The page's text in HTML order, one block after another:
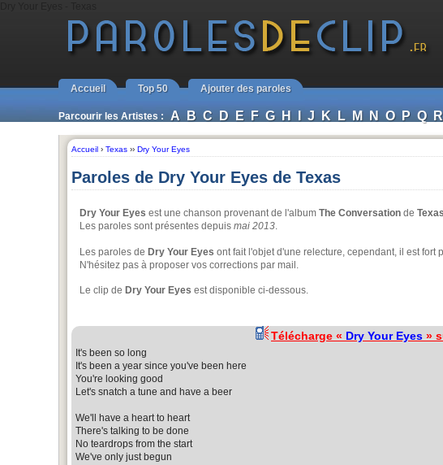
Accueil Top 50 Ajouter des paroles
Parcourir les Artistes : A B C D E F G H I J K L M N O P Q R
Accueil › Texas ›› Dry Your Eyes
Paroles de Dry Your Eyes de Texas
Dry Your Eyes est une chanson provenant de l'album The Conversation de Texas
Les paroles sont présentes depuis mai 2013.
Les paroles de Dry Your Eyes ont fait l'objet d'une relecture, cependant, il est
N'hésitez pas à proposer vos corrections par mail.
Le clip de Dry Your Eyes est disponible ci-dessous.
Télécharge « Dry Your Eyes »
It's been so long
It's been a year since you've been here
You're looking good
Let's snatch a tune and have a beer
We'll have a heart to heart
There's talking to be done
No teardrops from the start
We've only just begun